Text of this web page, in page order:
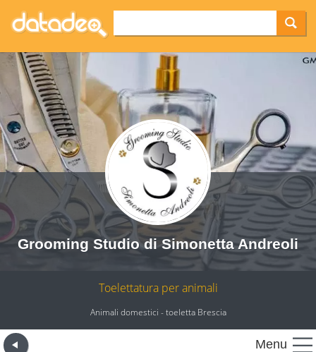
Grooming Studio di Simonetta Andreoli
Toelettatura per animali
Animali domestici - toeletta Brescia
Menu